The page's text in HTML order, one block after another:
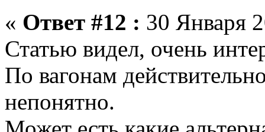
« Ответ #12 : 30 Января
Статью видел, очень
По вагонам
непонятно.